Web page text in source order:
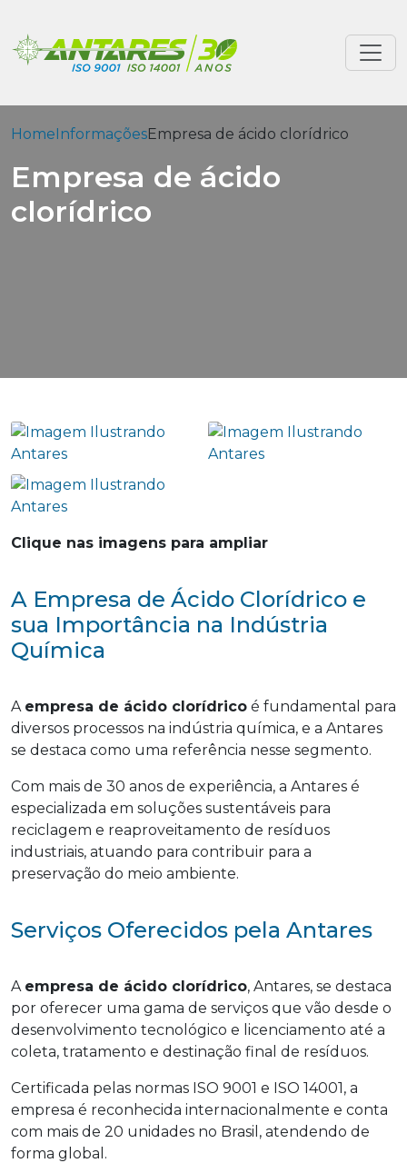
HomeInformaçõesEmpresa de ácido clorídrico
Empresa de ácido
clorídrico
Clique nas imagens para ampliar
A Empresa de Ácido Clorídrico e
sua Importância na Indústria
Química
A empresa de ácido clorídrico é fundamental para
diversos processos na indústria química, e a Antares
se destaca como uma referência nesse segmento.
Com mais de 30 anos de experiência, a Antares é
especializada em soluções sustentáveis para
reciclagem e reaproveitamento de resíduos
industriais, atuando para contribuir para a
preservação do meio ambiente.
Serviços Oferecidos pela Antares
A empresa de ácido clorídrico, Antares, se destaca
por oferecer uma gama de serviços que vão desde o
desenvolvimento tecnológico e licenciamento até a
coleta, tratamento e destinação final de resíduos.
Certificada pelas normas ISO 9001 e ISO 14001, a
empresa é reconhecida internacionalmente e conta
com mais de 20 unidades no Brasil, atendendo de
forma global.